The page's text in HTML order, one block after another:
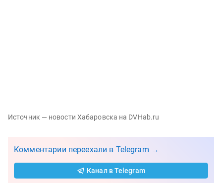
Источник — новости Хабаровска на DVHab.ru
Комментарии переехали в Telegram →
Канал в Telegram